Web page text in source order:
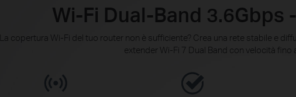
Wi-Fi Dual-Band 3.6Gbps
La copertura Wi-Fi del tuo router non è sufficiente? Crea una rete stabile e
extender Wi-Fi 7 Dual Band con velocità fino